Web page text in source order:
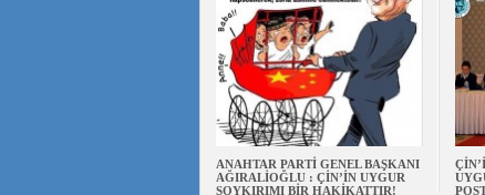
ANAHTAR PARTİ GENEL BAŞKANI
AĞIRALİOĞLU : ÇİN’İN UYGUR
SOYKIRIMI BİR HAKİKATTIR!